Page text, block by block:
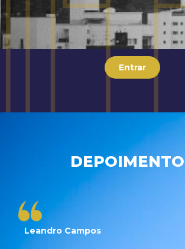
Entrar
Leandro Campos